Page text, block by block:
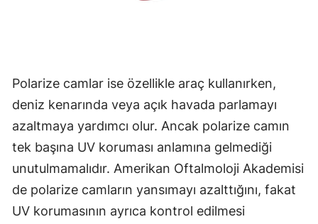
Polarize camlar ise özellikle araç kullanırken,
deniz kenarında veya açık havada parlamayı
azaltmaya yardımcı olur. Ancak polarize camın
tek başına UV koruması anlamına gelmediği
unutulmamalıdır. Amerikan Oftalmoloji Akademisi
de polarize camların yansımayı azalttığını, fakat
UV korumasının ayrıca kontrol edilmesi